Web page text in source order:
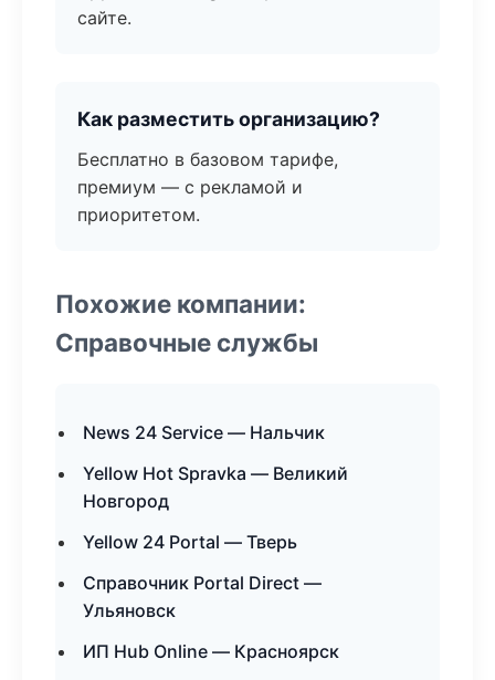
сайте.
Как разместить организацию?
Бесплатно в базовом тарифе,
премиум — с рекламой и
приоритетом.
Похожие компании:
Справочные службы
News 24 Service — Нальчик
Yellow Hot Spravka — Великий
Новгород
Yellow 24 Portal — Тверь
Справочник Portal Direct —
Ульяновск
ИП Hub Online — Красноярск